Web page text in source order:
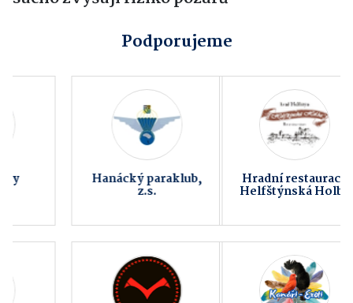
Podporujeme
Hradní restaurace
Helfštýnská Holba
Fitness AVE